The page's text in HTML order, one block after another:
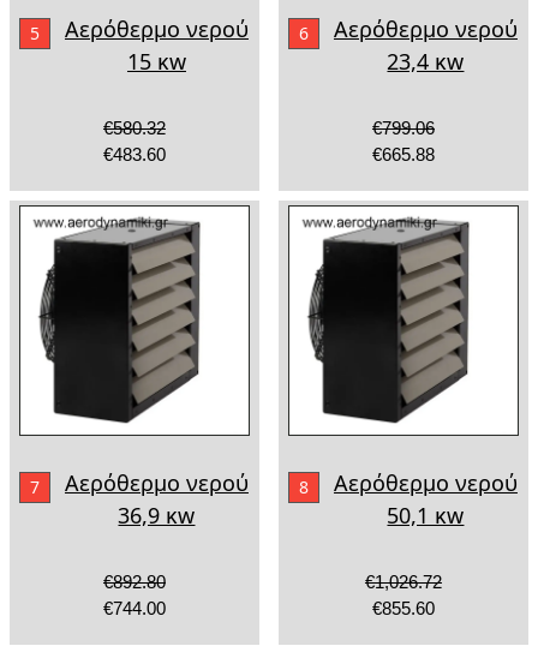
5
Αερόθερμο νερού
15 κw
€580.32
€483.60
6
Αερόθερμο νερού
23,4 κw
€799.06
€665.88
7
Αερόθερμο νερού
36,9 κw
€892.80
€744.00
8
Αερόθερμο νερού
50,1 κw
€1,026.72
€855.60